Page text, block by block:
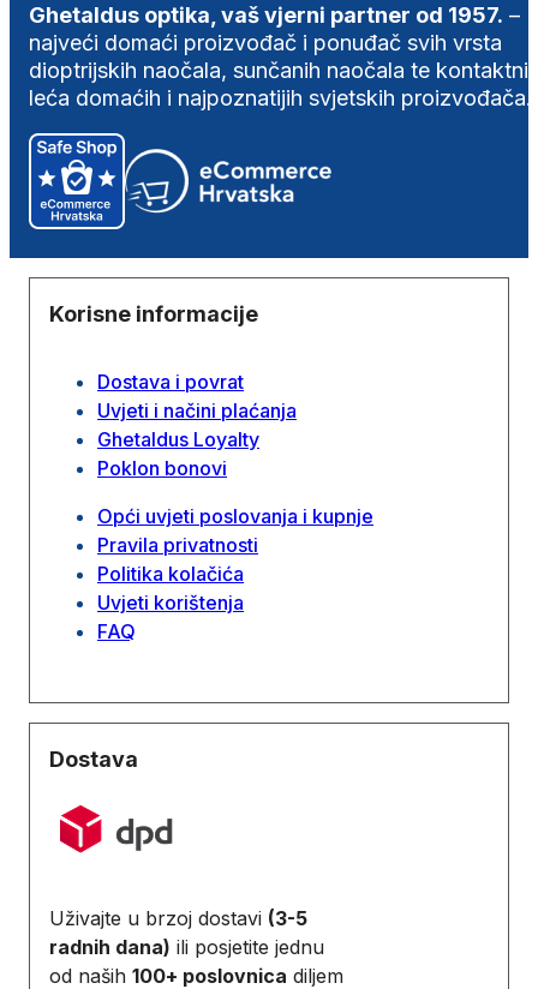
Ghetaldus optika, vaš vjerni partner od 1957. –
najveći domaći proizvođač i ponuđač svih vrsta
dioptrijskih naočala, sunčanih naočala te
leća domaćih i najpoznatijih svjetskih proizvođača.
Korisne informacije
Dostava i povrat
Uvjeti i načini plaćanja
Ghetaldus Loyalty
Poklon bonovi
Opći uvjeti poslovanja i kupnje
Pravila privatnosti
Politika kolačića
Uvjeti korištenja
FAQ
Dostava
Uživajte u brzoj dostavi (3-5
radnih dana) ili posjetite jednu
od naših 100+ poslovnica diljem